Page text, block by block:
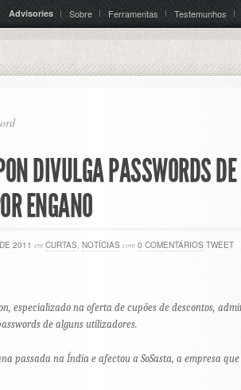
Advisories Sobre Ferramentas Testemunhos
DIVULGA PASSWORDS DE
ENGANO
2011 em CURTAS, NOTÍCIAS com 0 COMENTÁRIOS TWEET
especializado na oferta de cupões de descontos,
de alguns utilizadores.
passada na Índia e afectou a SoSasta, a empresa